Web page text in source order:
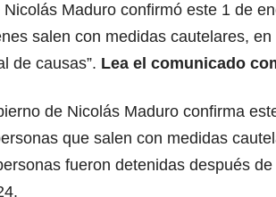
Maduro confirmó este 1 de
salen con medidas cautelares,
de causas”. Lea el comunicado
de Nicolás Maduro confirma
que salen con medidas
fueron detenidas después